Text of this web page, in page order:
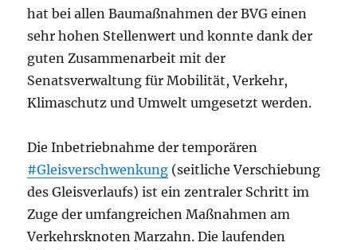
hat bei allen Baumaßnahmen der BVG einen
sehr hohen Stellenwert und konnte dank der
guten Zusammenarbeit mit der
Senatsverwaltung für Mobilität, Verkehr,
Klimaschutz und Umwelt umgesetzt werden.
Die Inbetriebnahme der temporären
#Gleisverschwenkung (seitliche Verschiebung
des Gleisverlaufs) ist ein zentraler Schritt im
Zuge der umfangreichen Maßnahmen am
Verkehrsknoten Marzahn. Die laufenden